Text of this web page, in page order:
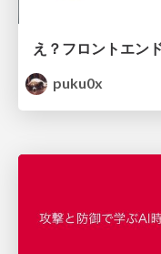
puku0x